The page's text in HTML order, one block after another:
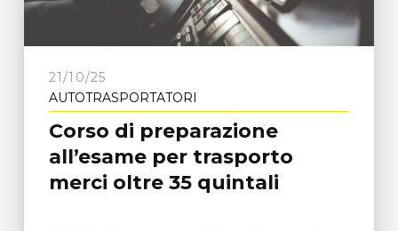
21/10/25
AUTOTRASPORTATORI
Corso di preparazione
all’esame per trasporto
merci oltre 35 quintali